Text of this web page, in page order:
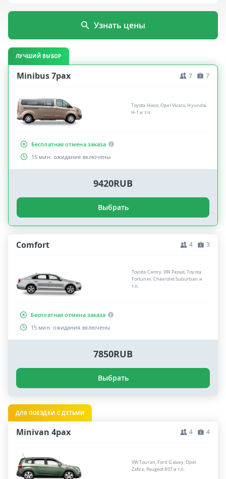
Узнать цены
ЛУЧШИЙ ВЫБОР
Minibus 7pax 7 7
Toyota Hiace, Opel Vivaro, Hyundai
H-1 и т.п.
Бесплатная отмена заказа
15 мин. ожидания включены
9420RUB
Выбрать
Comfort 4 3
Toyota Camry, VW Passat, Toyota
Fortuner, Chevrolet Suburban и
т.п.
Бесплатная отмена заказа
15 мин. ожидания включены
7850RUB
Выбрать
ДЛЯ ПОЕЗДКИ С ДЕТЬМИ
Minivan 4pax 4 4
VW Touran, Ford Galaxy, Opel
Zafira, Peugeot 807 и т.п.